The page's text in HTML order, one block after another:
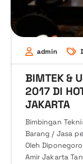
admin
BIMTEK &
2017 DI
JAKARTA
Bimbingan
Barang / Jasa
Oleh
Amir Jakarta